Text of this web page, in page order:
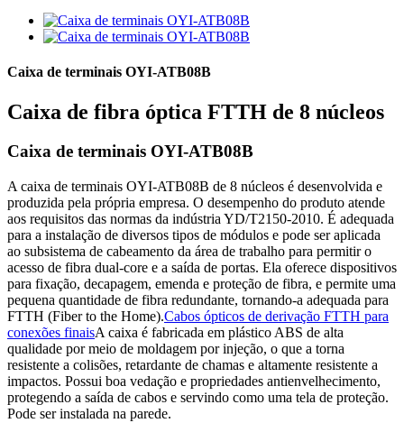
Caixa de terminais OYI-ATB08B
Caixa de fibra óptica FTTH de 8 núcleos
Caixa de terminais OYI-ATB08B
A caixa de terminais OYI-ATB08B de 8 núcleos é desenvolvida e
produzida pela própria empresa. O desempenho do produto atende
aos requisitos das normas da indústria YD/T2150-2010. É adequada
para a instalação de diversos tipos de módulos e pode ser aplicada
ao subsistema de cabeamento da área de trabalho para permitir o
acesso de fibra dual-core e a saída de portas. Ela oferece dispositivos
para fixação, decapagem, emenda e proteção de fibra, e permite uma
pequena quantidade de fibra redundante, tornando-a adequada para
FTTH (Fiber to the Home).Cabos ópticos de derivação FTTH para
conexões finaisA caixa é fabricada em plástico ABS de alta
qualidade por meio de moldagem por injeção, o que a torna
resistente a colisões, retardante de chamas e altamente resistente a
impactos. Possui boa vedação e propriedades antienvelhecimento,
protegendo a saída de cabos e servindo como uma tela de proteção.
Pode ser instalada na parede.